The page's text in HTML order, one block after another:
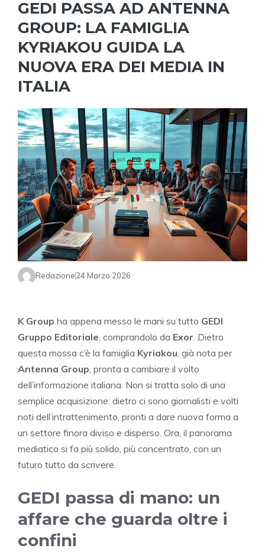
GEDI PASSA AD ANTENNA
GROUP: LA FAMIGLIA
KYRIAKOU GUIDA LA
NUOVA ERA DEI MEDIA IN
ITALIA
Redazione24 Marzo 2026
K Group ha appena messo le mani su tutto GEDI
Gruppo Editoriale , comprandolo da Exor . Dietro
questa mossa c’è la famiglia Kyriakou , già nota per
Antenna Group , pronta a cambiare il volto
dell’informazione italiana. Non si tratta solo di una
semplice acquisizione: dietro ci sono giornalisti e volti
noti dell’intrattenimento, pronti a dare nuova forma a
un settore finora diviso e disperso. Ora, il panorama
mediatico si fa più solido, più concentrato, con un
futuro tutto da scrivere.
GEDI passa di mano: un
affare che guarda oltre i
confini